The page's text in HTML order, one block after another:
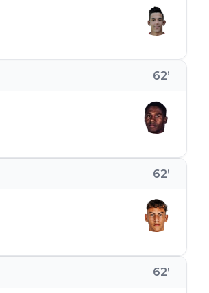
62’
62’
62’